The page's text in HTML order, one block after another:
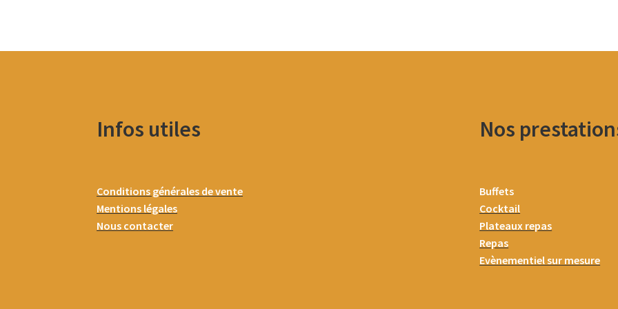
Infos utiles
Conditions générales de vente
Mentions légales
Nous contacter
Nos
Buffets
Cocktail
Plateaux repas
Repas
Evènementiel sur mesure